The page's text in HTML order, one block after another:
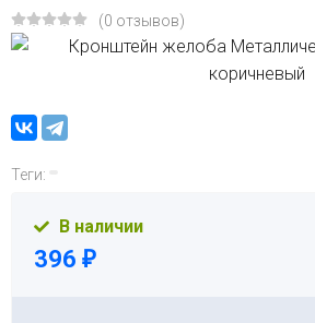
(0 отзывов)
Теги:
В наличии
396 ₽